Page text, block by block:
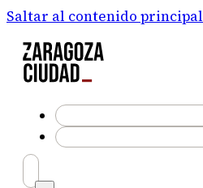
Saltar al contenido principal